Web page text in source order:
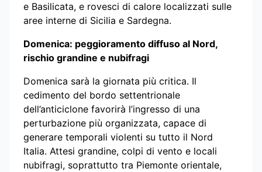
e Basilicata, e rovesci di calore localizzati sulle
aree interne di Sicilia e Sardegna.
Domenica: peggioramento diffuso al Nord,
rischio grandine e nubifragi
Domenica sarà la giornata più critica. Il
cedimento del bordo settentrionale
dell’anticiclone favorirà l’ingresso di una
perturbazione più organizzata, capace di
generare temporali violenti su tutto il Nord
Italia. Attesi grandine, colpi di vento e locali
nubifragi, soprattutto tra Piemonte orientale,